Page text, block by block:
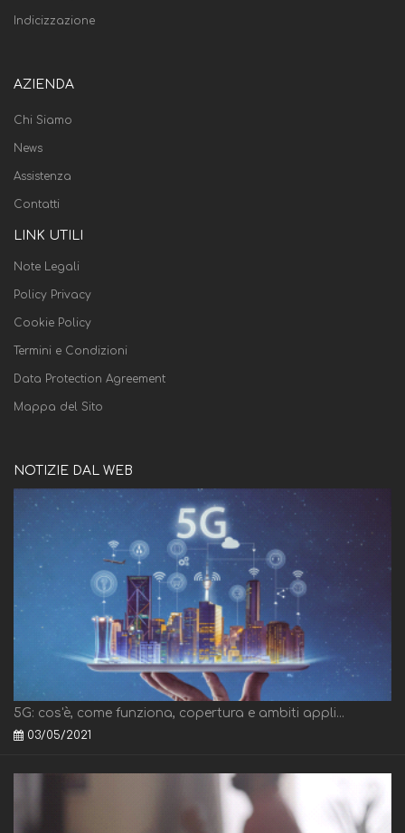
Indicizzazione
AZIENDA
Chi Siamo
News
Assistenza
Contatti
LINK UTILI
Note Legali
Policy Privacy
Cookie Policy
Termini e Condizioni
Data Protection Agreement
Mappa del Sito
NOTIZIE DAL WEB
5G: cos'è, come funziona, copertura e ambiti appli...
03/05/2021